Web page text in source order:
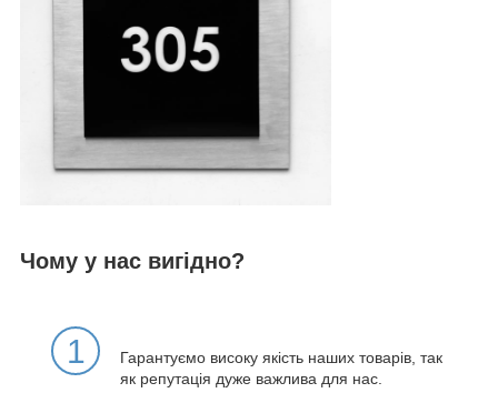
Чому у нас вигідно?
1
Гарантуємо високу якість наших товарів, так
як репутація дуже важлива для нас.